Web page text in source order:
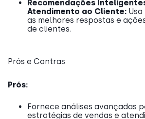
Recomendações
Atendimento ao Cliente:
as melhores respostas e
de clientes.
Prós e Contras
Prós:
Fornece análises avançadas
estratégias de vendas e